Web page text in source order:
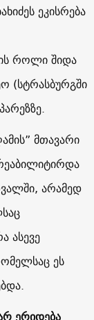
ეკისრება
როლი შიდა
(სტრასბურგში
მთავარი
არამედ
ასევე
ეს